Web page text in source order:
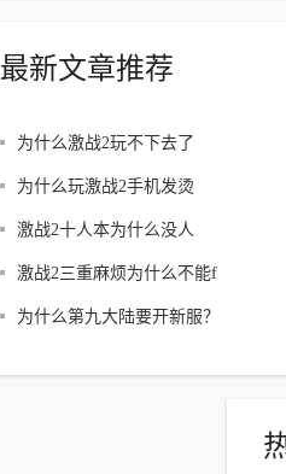
最新文章推荐
为什么激战2玩不下去了
为什么玩激战2手机发烫
激战2十人本为什么没人
激战2三重麻烦为什么不能f
为什么第九大陆要开新服？